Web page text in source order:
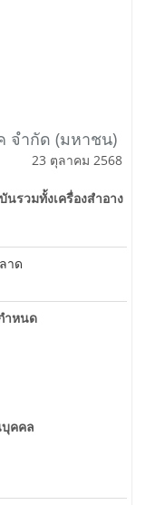
จำกัด (มหาชน)
23 ตุลาคม 2568
รวมทั้งเครื่องสำอาง
าด
ำหนด
คคล